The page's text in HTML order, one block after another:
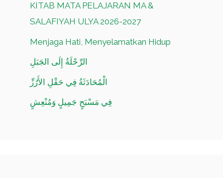
KITAB MATA PELAJARAN MA &
SALAFIYAH ULYA 2026-2027
Menjaga Hati, Menyelamatkan Hidup
الرِّحْلَةُ إِلَى الجَبَلِ
الْمُحَادَثَةُ فِي حَقْلِ الأَرُزِّ
فِي مَسْبَحٍ جَمِيلٍ وَمُنْعِشٍ